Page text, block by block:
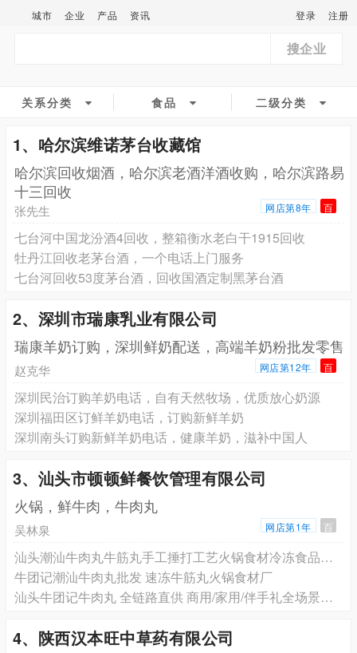
城市 企业 产品 资讯 登录 注册
搜企业
关系分类 食品 二级分类
1、哈尔滨维诺茅台收藏馆
哈尔滨回收烟酒，哈尔滨老酒洋酒收购，哈尔滨路易
十三回收
张先生 网店第8年 百
七台河中国龙汾酒4回收，整箱衡水老白干1915回收
牡丹江回收老茅台酒，一个电话上门服务
七台河回收53度茅台酒，回收国酒定制黑茅台酒
2、深圳市瑞康乳业有限公司
瑞康羊奶订购，深圳鲜奶配送，高端羊奶粉批发零售
赵克华 网店第12年 百
深圳民治订购羊奶电话，自有天然牧场，优质放心奶源
深圳福田区订鲜羊奶电话，订购新鲜羊奶
深圳南头订购新鲜羊奶电话，健康羊奶，滋补中国人
3、汕头市顿顿鲜餐饮管理有限公司
火锅，鲜牛肉，牛肉丸
吴林泉 网店第1年 百
汕头潮汕牛肉丸牛筋丸手工捶打工艺火锅食材冷冻食品批发
牛团记潮汕牛肉丸批发 速冻牛筋丸火锅食材厂
汕头牛团记牛肉丸 全链路直供 商用/家用/伴手礼全场景覆盖
4、陕西汉本旺中草药有限公司